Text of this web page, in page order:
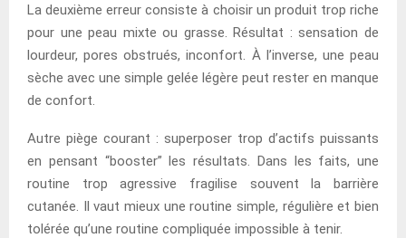
La deuxième erreur consiste à choisir un produit trop riche
pour une peau mixte ou grasse. Résultat : sensation de
lourdeur, pores obstrués, inconfort. À l’inverse, une peau
sèche avec une simple gelée légère peut rester en manque
de confort.
Autre piège courant : superposer trop d’actifs puissants
en pensant “booster” les résultats. Dans les faits, une
routine trop agressive fragilise souvent la barrière
cutanée. Il vaut mieux une routine simple, régulière et bien
tolérée qu’une routine compliquée impossible à tenir.